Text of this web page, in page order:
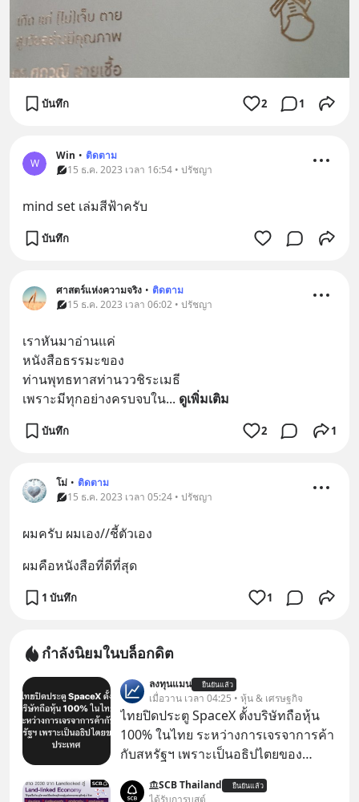
บันทึก 2 1
W
Win • ติดตาม
15 ธ.ค. 2023 เวลา 16:54 • ปรัชญา
mind set เล่มสีฟ้าครับ
บันทึก
ศาสตร์แห่งความจริง • ติดตาม
15 ธ.ค. 2023 เวลา 06:02 • ปรัชญา
เราหันมาอ่านแค่
หนังสือธรรมะของ
ท่านพุทธทาสท่านววชิระเมธี
เพราะมีทุกอย่างครบจบใน... ดูเพิ่มเติม
บันทึก 2 1
โม่ • ติดตาม
15 ธ.ค. 2023 เวลา 05:24 • ปรัชญา
ผมครับ ผมเอง//ชี้ตัวเอง
ผมคือหนังสือที่ดีที่สุด
1 บันทึก 1
กำลังนิยมในบล็อกดิต
ลงทุนแมน ยืนยันแล้ว
เมื่อวาน เวลา 04:25 • หุ้น & เศรษฐกิจ
ไทยปิดประตู SpaceX ตั้งบริษัทถือหุ้น
100% ในไทย ระหว่างการเจรจาการค้า
กับสหรัฐฯ เพราะเป็นอธิปไตยของ
ประกาศจุดยืนชัดเจนว่า จะไม่อนุญาต
SCB Thailand ยืนยันแล้ว
ได้รับการบูสต์